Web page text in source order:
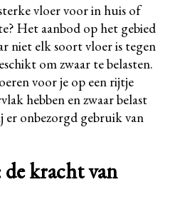
vloer voor in huis of
Het aanbod op het gebied
niet elk soort vloer is tegen
om zwaar te belasten.
voor je op een rijtje
hebben en zwaar belast
onbezorgd gebruik van
kracht van